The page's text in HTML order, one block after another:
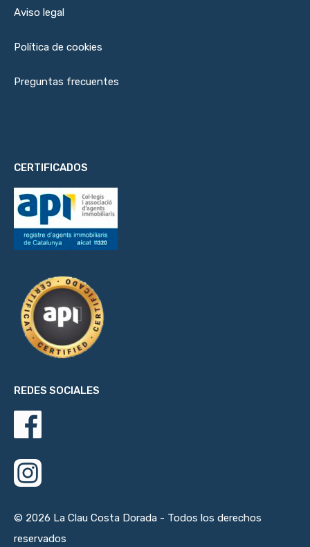
Aviso legal
Política de cookies
Preguntas frecuentes
CERTIFICADOS
REDES SOCIALES
© 2026 La Clau Costa Dorada - Todos los derechos
reservados